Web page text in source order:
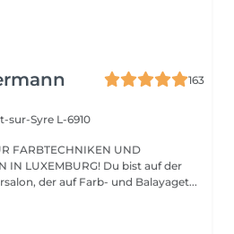
163
sur-Syre L-6910
FARBTECHNIKEN UND
IN LUXEMBURG! Du bist auf der
Suche, nach einem Friseursalon, der auf Farb- und Balayaget...